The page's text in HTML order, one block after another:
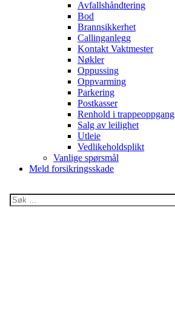
Avfallshåndtering
Bod
Brannsikkerhet
Callinganlegg
Kontakt Vaktmester
Nøkler
Oppussing
Oppvarming
Parkering
Postkasser
Renhold i trappeoppgang
Salg av leilighet
Utleie
Vedlikeholdsplikt
Vanlige spørsmål
Meld forsikringsskade